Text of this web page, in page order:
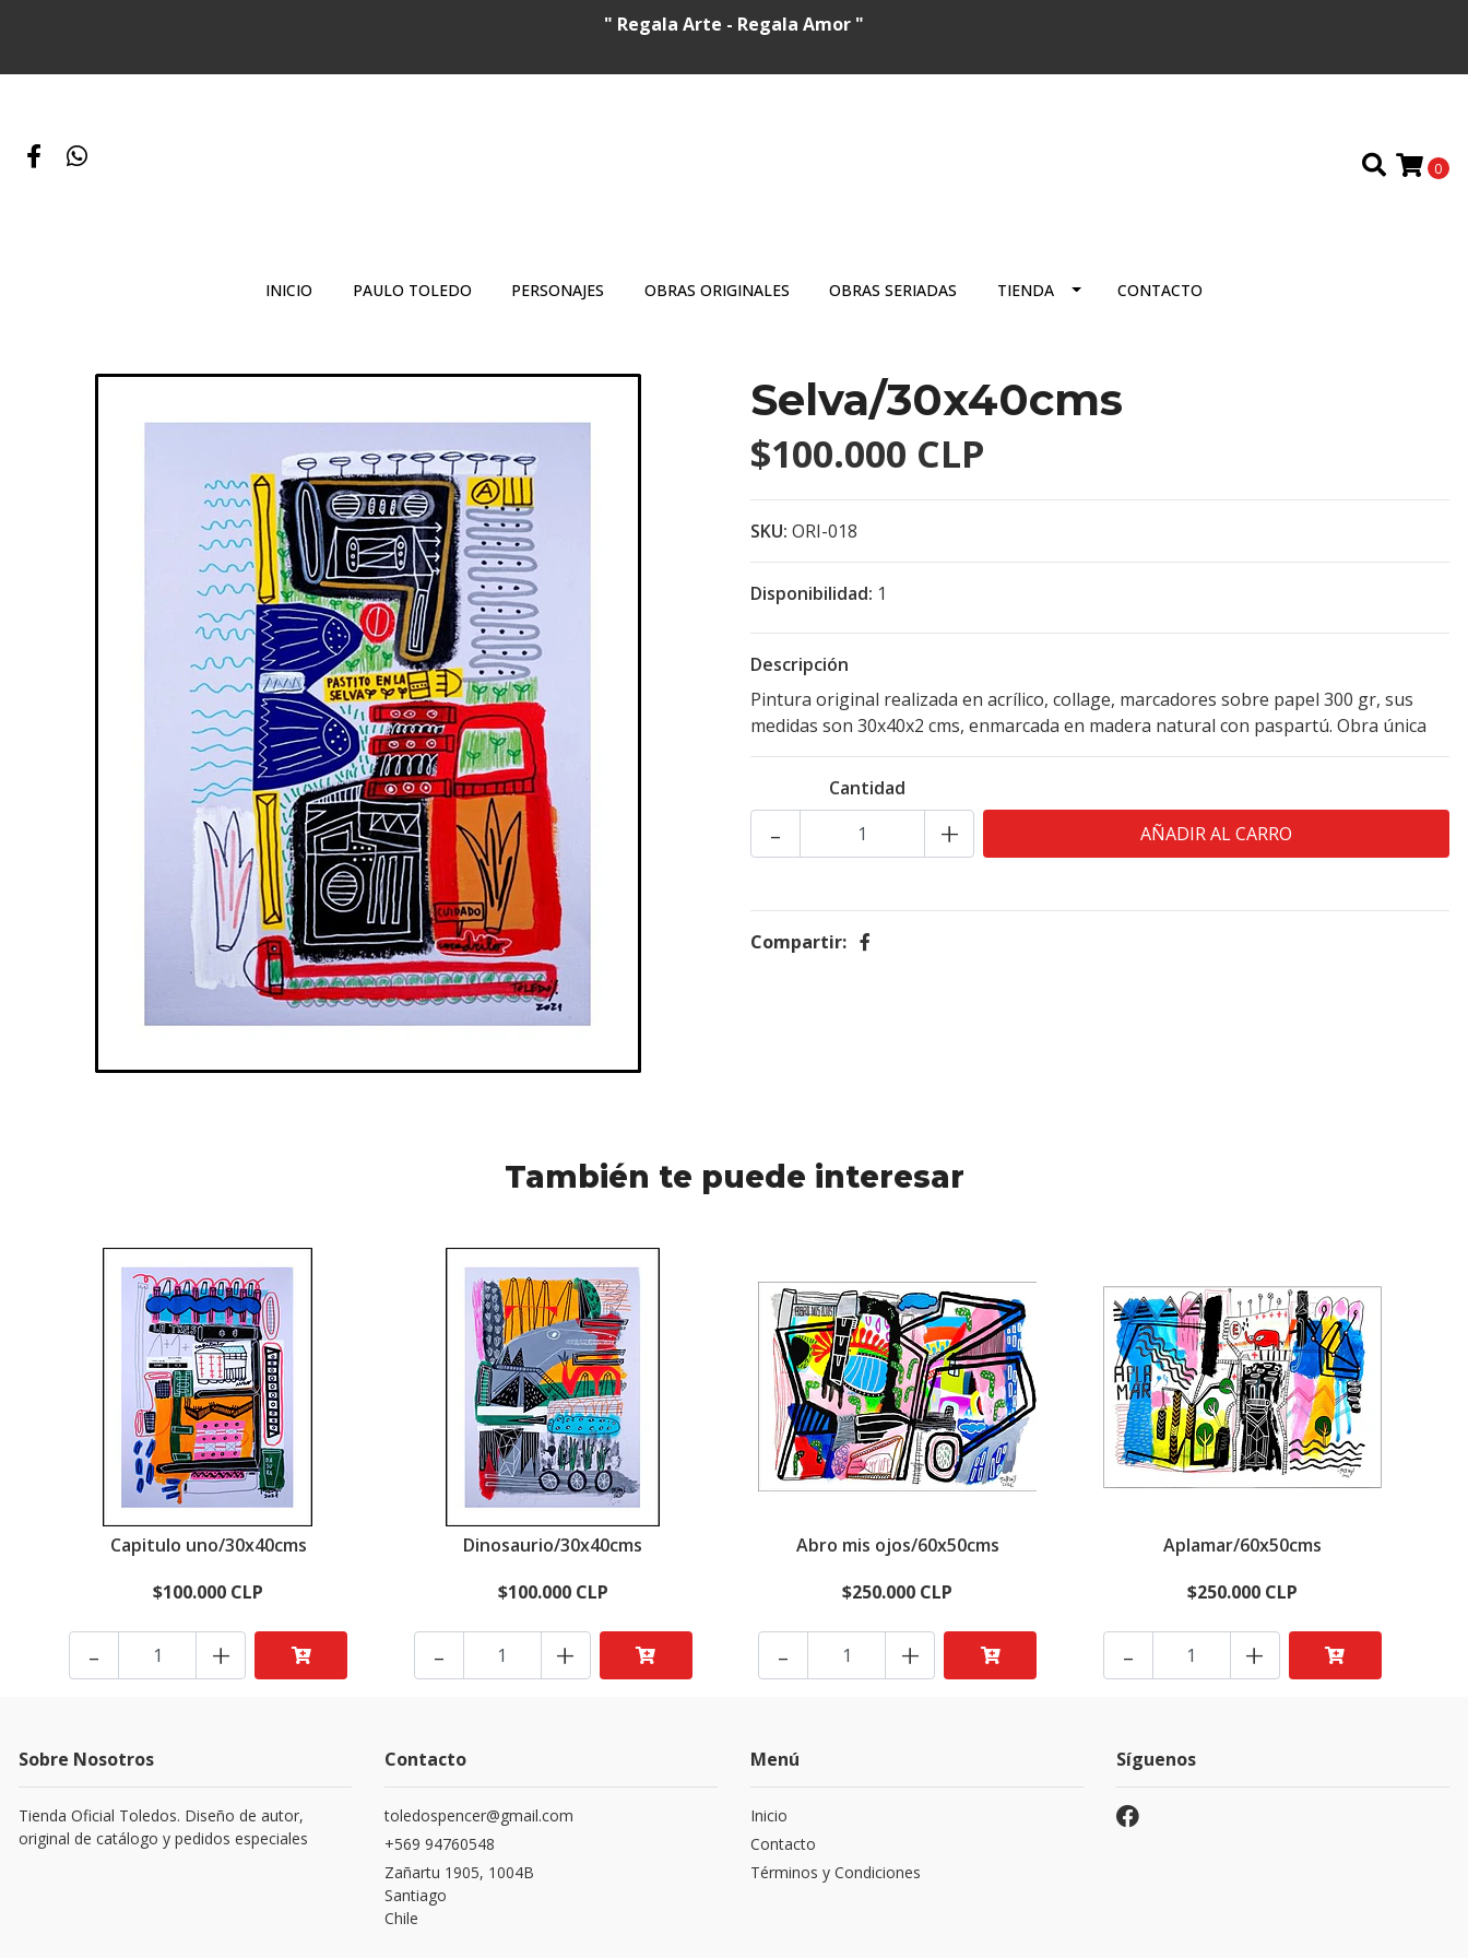
" Regala Arte - Regala Amor "
0
INICIO PAULO TOLEDO PERSONAJES OBRAS ORIGINALES OBRAS SERIADAS TIENDA CONTACTO
Selva/30x40cms
$100.000 CLP
SKU: ORI-018
Disponibilidad: 1
Descripción
Pintura original realizada en acrílico, collage, marcadores sobre papel 300 gr, sus
medidas son 30x40x2 cms, enmarcada en madera natural con paspartú. Obra única
Cantidad
- +
Compartir:
También te puede interesar
Capitulo uno/30x40cms
$100.000 CLP
- +
Dinosaurio/30x40cms
$100.000 CLP
- +
Abro mis ojos/60x50cms
$250.000 CLP
- +
Aplamar/60x50cms
$250.000 CLP
- +
Sobre Nosotros
Tienda Oficial Toledos. Diseño de autor,
original de catálogo y pedidos especiales
Contacto
toledospencer@gmail.com
+569 94760548
Zañartu 1905, 1004B
Santiago
Chile
Menú
Inicio
Contacto
Términos y Condiciones
Síguenos